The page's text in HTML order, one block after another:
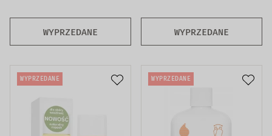
WYPRZEDANE WYPRZEDANE
WYPRZEDANE WYPRZEDANE